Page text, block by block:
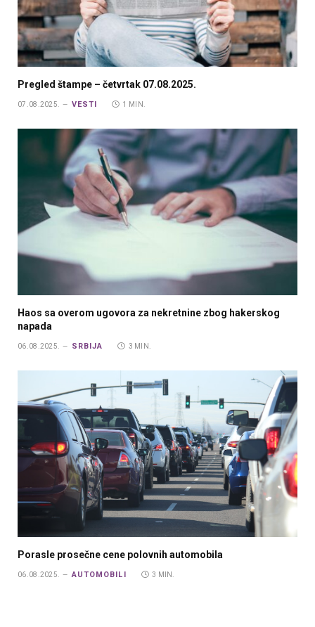
Pregled štampe – četvrtak 07.08.2025.
07.08.2025. VESTI 1 MIN.
Haos sa overom ugovora za nekretnine zbog hakerskog
napada
06.08.2025. SRBIJA 3 MIN.
Porasle prosečne cene polovnih automobila
06.08.2025. AUTOMOBILI 3 MIN.